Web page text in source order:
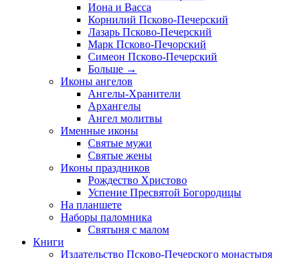
Иона и Васса
Корнилий Псково-Печерский
Лазарь Псково-Печерский
Марк Псково-Печорский
Симеон Псково-Печерский
Больше →
Иконы ангелов
Ангелы-Хранители
Архангелы
Ангел молитвы
Именные иконы
Святые мужи
Святые жены
Иконы праздников
Рождество Христово
Успение Пресвятой Богородицы
На планшете
Наборы паломника
Святыня с малом
Книги
Издательство Псково-Печерского монастыря